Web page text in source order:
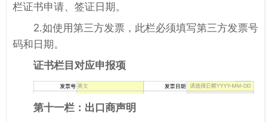
栏证书申请、签证日期。
2.如使用第三方发票，此栏必须填写第三方发票号
码和日期。
证书栏目对应申报项
第十一栏：出口商声明